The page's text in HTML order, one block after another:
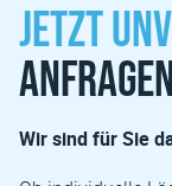
Jetzt
Wir sind für Sie